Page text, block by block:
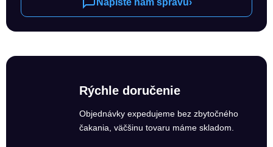
Rýchle doručenie
Objednávky expedujeme bez zbytočného
čakania, väčšinu tovaru máme skladom.